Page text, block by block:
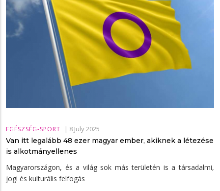
EGÉSZSÉG-SPORT | 8 July 2025
Van itt legalább 48 ezer magyar ember, akiknek a létezése
is alkotmányellenes
Magyarországon, és a világ sok más területén is a társadalmi,
jogi és kulturális felfogás